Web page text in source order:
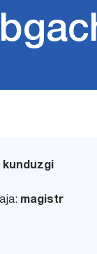
kunduzgi
magistr